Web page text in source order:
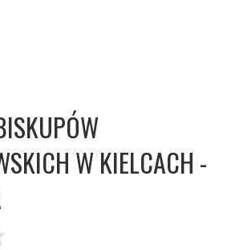
W KIELCACH -